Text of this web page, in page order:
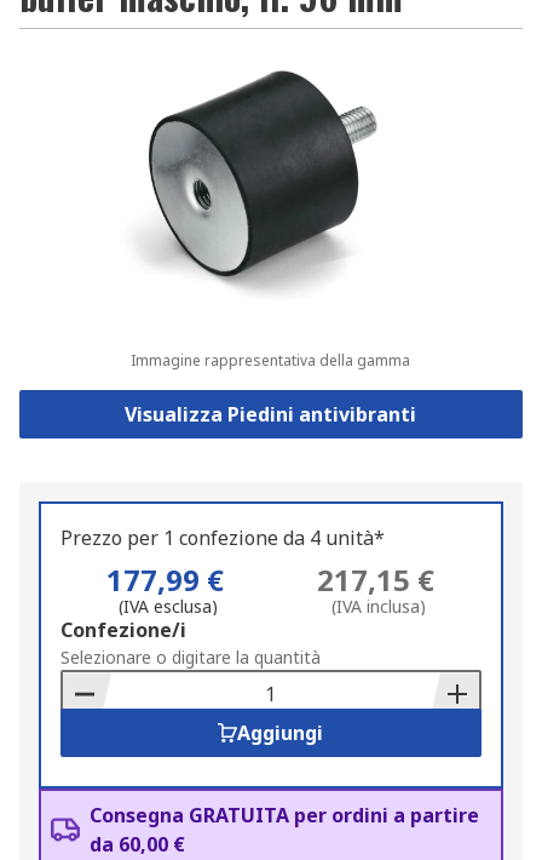
Immagine rappresentativa della gamma
Visualizza Piedini antivibranti
Prezzo per 1 confezione da 4 unità*
177,99 €
(IVA esclusa)
217,15 €
(IVA inclusa)
Add
to
Basket
Confezione/i
Selezionare o digitare la quantità
Aggiungi
Consegna GRATUITA per ordini a partire
da 60,00 €